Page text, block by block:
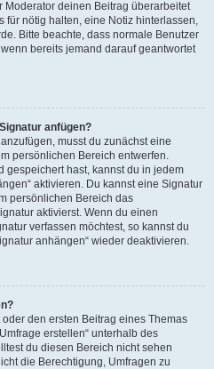
Moderator deinen Beitrag überarbeitet
für nötig halten, eine Notiz hinterlassen,
Bitte beachte, dass normale Benutzer
bereits jemand darauf geantwortet
anfügen?
musst du zunächst eine
persönlichen Bereich entwerfen.
gespeichert hast, kannst du in jedem
aktivieren. Du kannst eine Signatur
persönlichen Bereich das
aktivierst. Wenn du einen
verfassen möchtest, so kannst du
anhängen“ wieder deaktivieren.
den ersten Beitrag eines Themas
erstellen“ unterhalb des
du diesen Bereich nicht sehen
die Berechtigung, Umfragen zu